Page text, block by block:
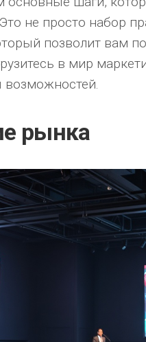
не просто набор
позволит вам
в мир
возможностей.
рынка